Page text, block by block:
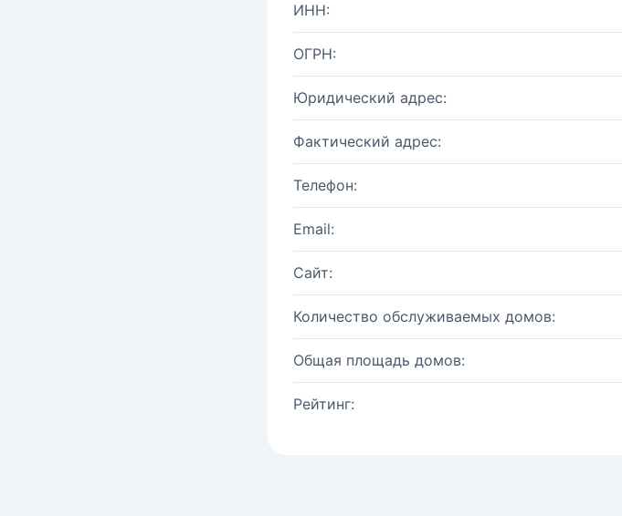
ИНН:
ОГРН:
Юридический адрес:
Фактический адрес:
Телефон:
Email:
Сайт:
Количество обслуживаемых домов:
Общая площадь домов:
Рейтинг: